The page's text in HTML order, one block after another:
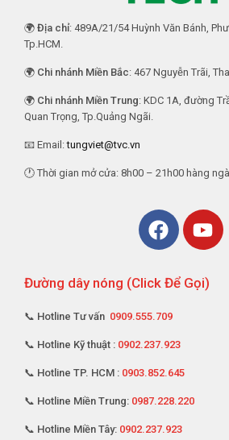
🌍 Địa chỉ: 489A/21/54 Huỳnh Văn Bánh,
Tp.HCM.
🌍 Chi nhánh Miền Bắc: 467 Nguyễn Trãi,
🌍 Chi nhánh Miền Trung: KDC 1A, đường
Quan Trọng, Tp.Quảng Ngãi.
📧 Email:tungviet@tvc.vn
🕐 Thời gian mở cửa: 8h00 – 21h00 hàng
Đường dây nóng (Click Để Gọi)
📞 Hotline Tư vấn 0909.555.709
📞 Hotline Kỹ thuật : 0902.237.923
📞 Hotline TP. HCM : 0903.852.645
📞 Hotline Miền Trung: 0987.228.220
📞 Hotline Miền Tây: 0902.237.923